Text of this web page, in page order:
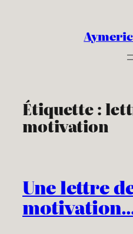
Étiquette :
motivation
Une lettre